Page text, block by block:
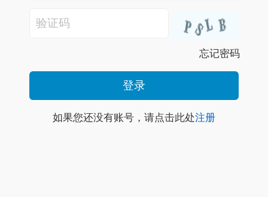
忘记密码
如果您还没有账号，请点击此处注册